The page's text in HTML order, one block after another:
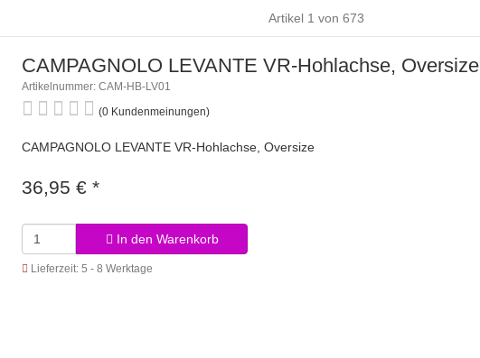
Artikel 1 von 673
CAMPAGNOLO LEVANTE VR-Hohlachse, Oversize
Artikelnummer: CAM-HB-LV01
(0 Kundenmeinungen)
CAMPAGNOLO LEVANTE VR-Hohlachse, Oversize
36,95 € *
In den Warenkorb
Lieferzeit: 5 - 8 Werktage